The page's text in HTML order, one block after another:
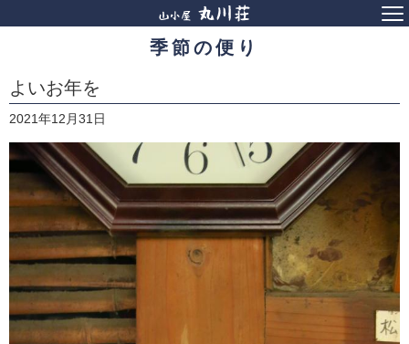
季節の便り
よいお年を
2021年12月31日